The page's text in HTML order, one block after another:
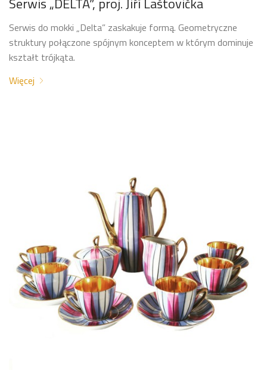
Serwis „DELTA”, proj. Jiří Laštovička
Serwis do mokki „Delta” zaskakuje formą. Geometryczne
struktury połączone spójnym konceptem w którym dominuje
kształt trójkąta.
Więcej